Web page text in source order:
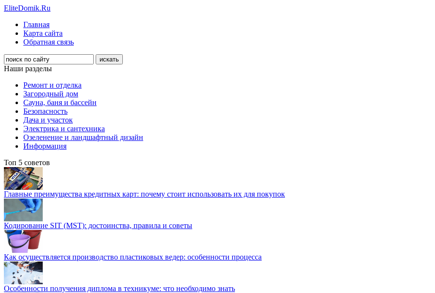
EliteDomik.Ru
Главная
Карта сайта
Обратная связь
Наши разделы
Ремонт и отделка
Загородный дом
Сауна, баня и бассейн
Безопасность
Дача и участок
Электрика и сантехника
Озеленение и ландшафтный дизайн
Информация
Топ 5 советов
Главные преимущества кредитных карт: почему стоит использовать их для покупок
Кодирование SIT (MST): достоинства, правила и советы
Как осуществляется производство пластиковых ведер: особенности процесса
Особенности получения диплома в техникуме: что необходимо знать